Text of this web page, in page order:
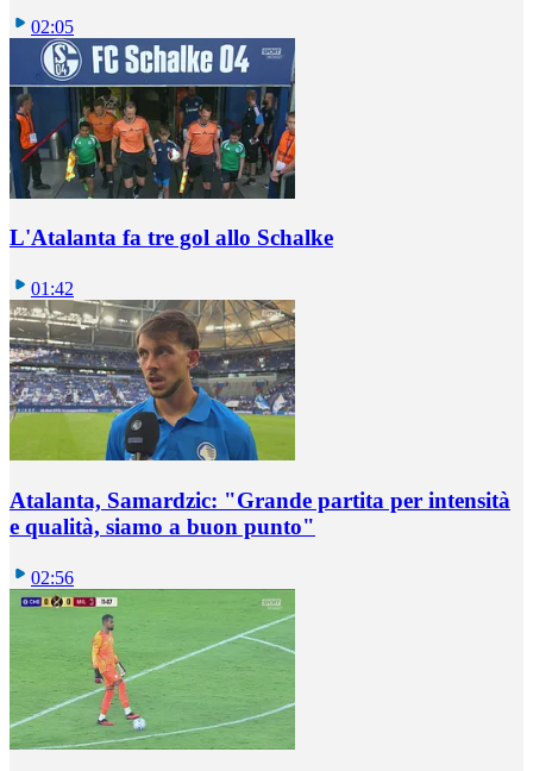
02:05
L'Atalanta fa tre gol allo Schalke
01:42
Atalanta, Samardzic: "Grande partita per intensità
e qualità, siamo a buon punto"
02:56